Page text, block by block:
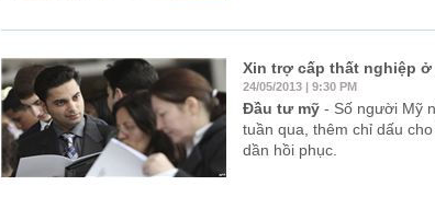
Xin trợ cấp thất nghiệp ở
24/05/2013 | 9:30 PM
Đầu tư mỹ- Số người Mỹ
tuần qua, thêm chỉ dấu
dần hồi phục.